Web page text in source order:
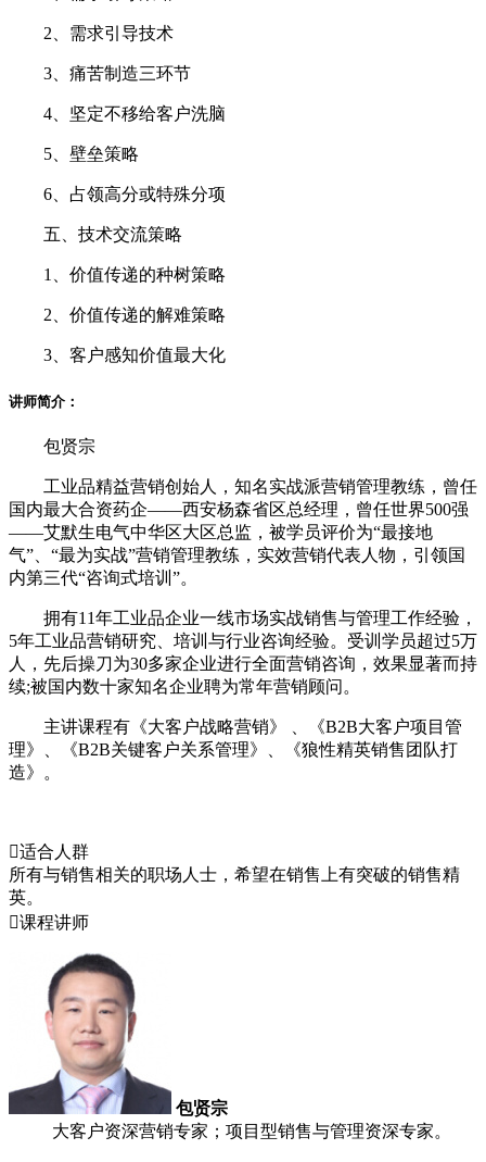
2、需求引导技术
3、痛苦制造三环节
4、坚定不移给客户洗脑
5、壁垒策略
6、占领高分或特殊分项
五、技术交流策略
1、价值传递的种树策略
2、价值传递的解难策略
3、客户感知价值最大化
讲师简介：
包贤宗
工业品精益营销创始人，知名实战派营销管理教练，曾任
国内最大合资药企——西安杨森省区总经理，曾任世界500强
——艾默生电气中华区大区总监，被学员评价为“最接地
气”、“最为实战”营销管理教练，实效营销代表人物，引领国
内第三代“咨询式培训”。
拥有11年工业品企业一线市场实战销售与管理工作经验，
5年工业品营销研究、培训与行业咨询经验。受训学员超过5万
人，先后操刀为30多家企业进行全面营销咨询，效果显著而持
续;被国内数十家知名企业聘为常年营销顾问。
主讲课程有《大客户战略营销》 、《B2B大客户项目管
理》、《B2B关键客户关系管理》、《狼性精英销售团队打
造》。
适合人群
所有与销售相关的职场人士，希望在销售上有突破的销售精
英。
课程讲师
包贤宗
大客户资深营销专家；项目型销售与管理资深专家。